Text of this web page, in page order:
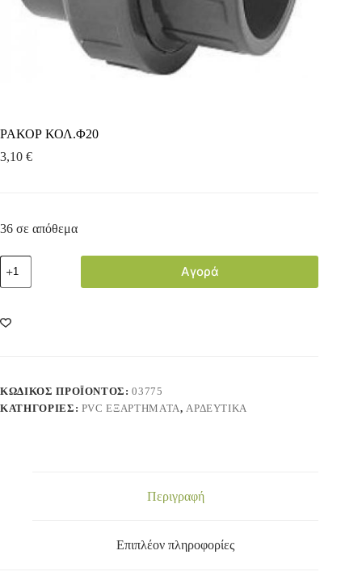
ΡΑΚΟΡ ΚΟΛ.Φ20
3,10 €
36 σε απόθεμα
Αγορά
ΚΩΔΙΚΌΣ ΠΡΟΪΌΝΤΟΣ:03775
ΚΑΤΗΓΟΡΊΕΣ: PVC ΕΞΑΡΤΗΜΑΤΑ, ΑΡΔΕΥΤΙΚΑ
Περιγραφή
Επιπλέον πληροφορίες